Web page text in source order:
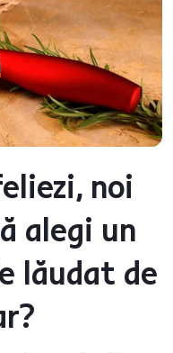
noi
alegi un
lăudat de